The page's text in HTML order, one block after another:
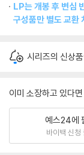
LP는 개봉 후 변심
구성품만 별도 교환
시리즈의 신상
이미 소장하고 있다
예스24에
바이백 신청